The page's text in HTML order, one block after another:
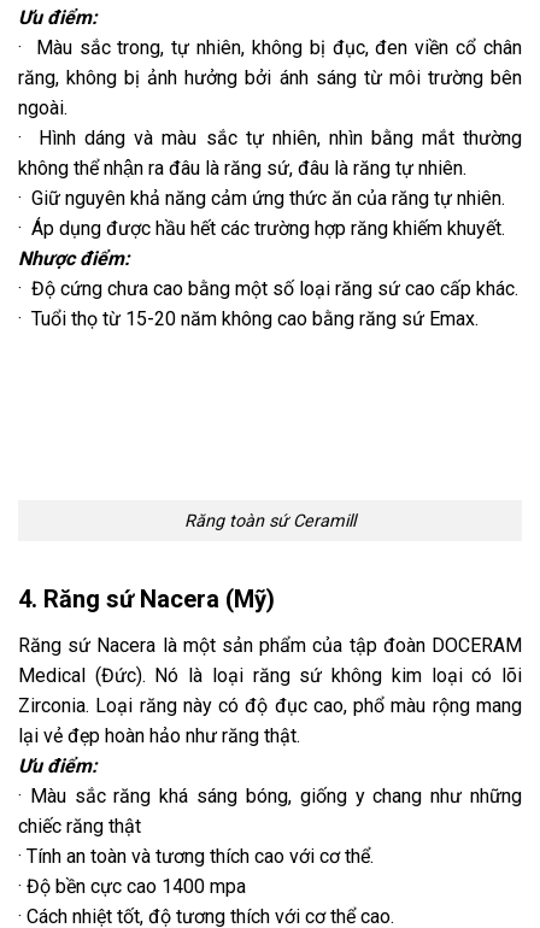
Ưu điểm:
· Màu sắc trong, tự nhiên, không bị đục, đen viền cổ chân
răng, không bị ảnh hưởng bởi ánh sáng từ môi trường bên
ngoài.
· Hình dáng và màu sắc tự nhiên, nhìn bằng mắt thường
không thể nhận ra đâu là răng sứ, đâu là răng tự nhiên.
· Giữ nguyên khả năng cảm ứng thức ăn của răng tự nhiên.
· Áp dụng được hầu hết các trường hợp răng khiếm khuyết.
Nhược điểm:
· Độ cứng chưa cao bằng một số loại răng sứ cao cấp khác.
· Tuổi thọ từ 15-20 năm không cao bằng răng sứ Emax.
Răng toàn sứ Ceramill
4. Răng sứ Nacera (Mỹ)
Răng sứ Nacera là một sản phẩm của tập đoàn DOCERAM
Medical (Đức). Nó là loại răng sứ không kim loại có lõi
Zirconia. Loại răng này có độ đục cao, phổ màu rộng mang
lại vẻ đẹp hoàn hảo như răng thật.
Ưu điểm:
· Màu sắc răng khá sáng bóng, giống y chang như những
chiếc răng thật
· Tính an toàn và tương thích cao với cơ thể.
· Độ bền cực cao 1400 mpa
· Cách nhiệt tốt, độ tương thích với cơ thể cao.